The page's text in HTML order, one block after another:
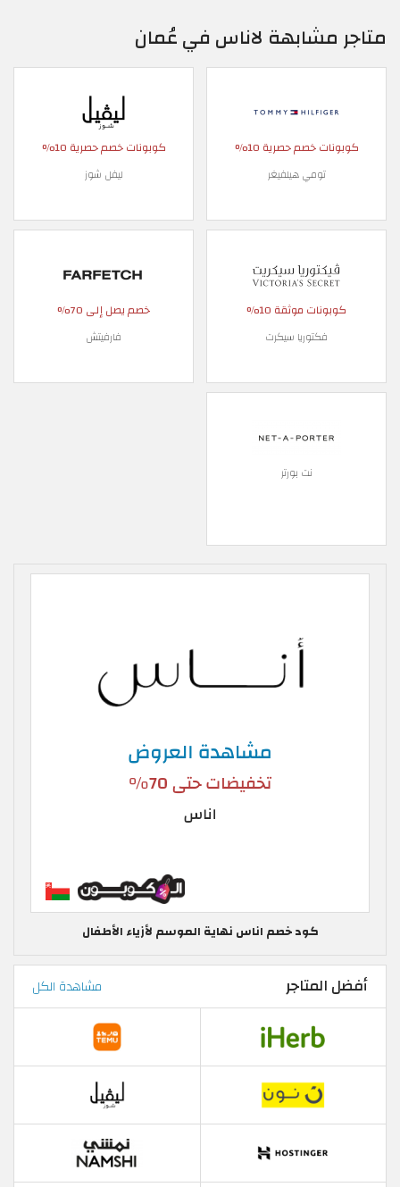
متاجر مشابهة لاناس في عُمان
كوبونات خصم حصرية 10%
تومي هيلفيغر
كوبونات خصم حصرية 10%
ليفل شوز
كوبونات موثقة 10%
فكتوريا سيكرت
خصم يصل إلى 70%
فارفيتش
نت بورتر
كود خصم اناس نهاية الموسم لأزياء الأطفال
أفضل المتاجر مشاهدة الكل